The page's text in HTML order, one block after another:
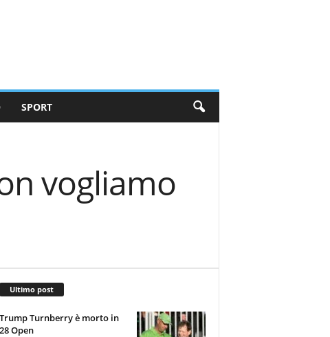
SPORT
vogliamo
Ultimo post
Trump Turnberry è morto in
28 Open